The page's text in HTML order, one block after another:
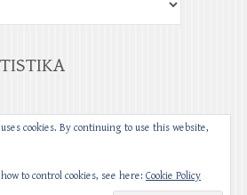
cookies. By continuing to use this website,
to control cookies, see here: Cookie Policy